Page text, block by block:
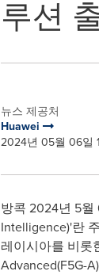
루션
뉴스 제공처
Huawei
2024년 05월 06일
방콕 2024년 5월
Intelligence)'란
레이시아를 비롯
Advanced(F5G-